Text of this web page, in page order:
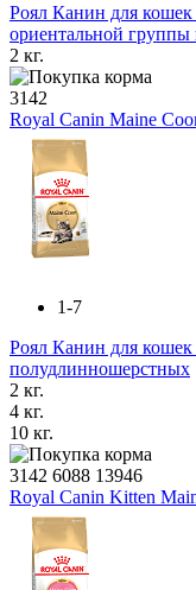
Роял Канин для
ориентальной группы
2 кг.
3142
Royal Canin Maine
1-7
Роял Канин для
полудлинношерстных
2 кг.
4 кг.
10 кг.
3142 6088 13946
Royal Canin Kitten